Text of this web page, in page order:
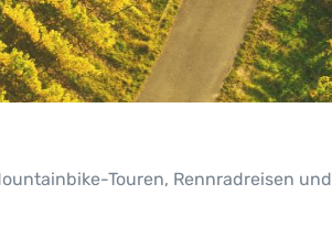
Touren, Rennradreisen und